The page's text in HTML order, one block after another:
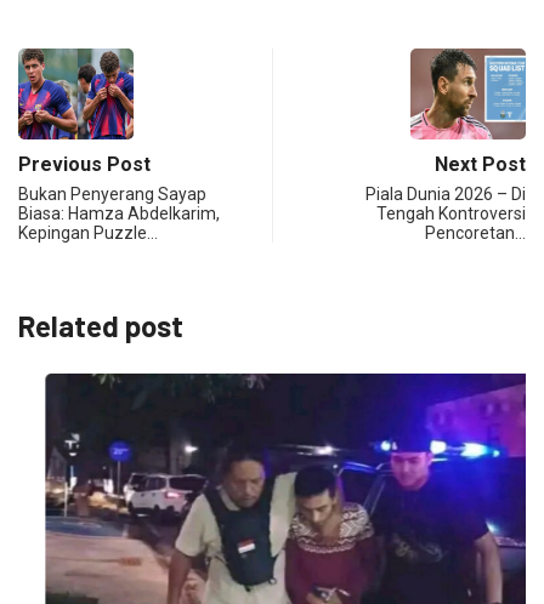
Previous Post
Bukan Penyerang Sayap
Biasa: Hamza Abdelkarim,
Kepingan Puzzle…
Next Post
Piala Dunia 2026 – Di
Tengah Kontroversi
Pencoretan…
Related post